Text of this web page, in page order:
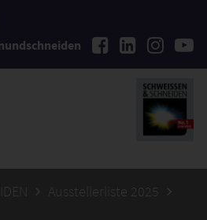
Ausstellerliste 2025